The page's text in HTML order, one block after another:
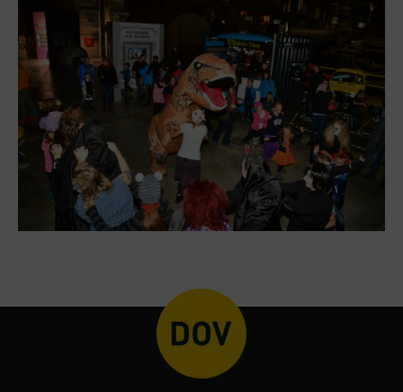
Bistropen
CØKAFE Dolní Vítkovice
Catering
Accomodation
Hotel VP1
Concerts in U6
Themed gift vouchers